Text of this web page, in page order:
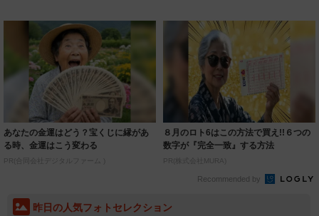
あなたの金運はどう？宝くじに縁があ
る時、金運はこう変わる
PR(合同会社デジタルファーム )
８月のロト6はこの方法で買え!!６つの
数字が『完全一致』する方法
PR(株式会社MURA)
Recommended by
昨日の人気フォトセレクション